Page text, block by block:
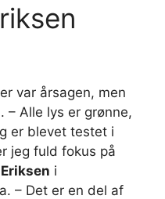
var årsagen, men
– Alle lys er grønne,
er blevet testet i
jeg fuld fokus på
Eriksen i
– Det er en del af